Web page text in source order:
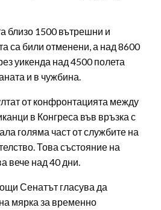
близо 1500 вътрешни и
са били отменени, а над 8600
уикенда над 4500 полета
и в чужбина.
от конфронтацията между
в Конгреса във връзка с
голяма част от службите на
Това състояние на
вече над 40 дни.
Сенатът гласува да
мярка за временно